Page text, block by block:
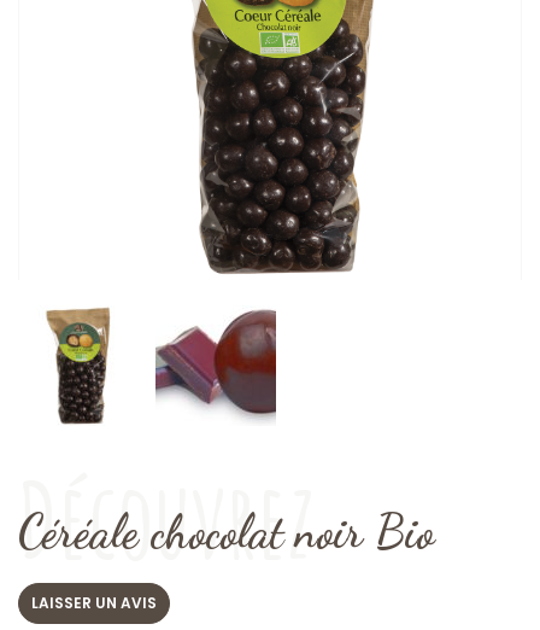
Céréale chocolat noir Bio
Découvrez
LAISSER UN AVIS